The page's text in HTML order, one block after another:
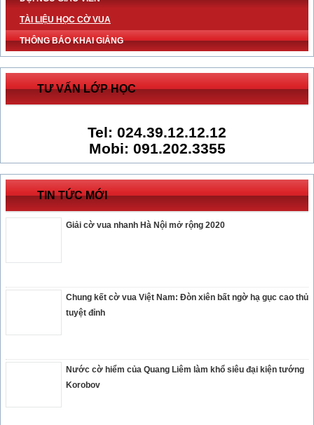
TÀI LIỆU HỌC CỜ VUA
THÔNG BÁO KHAI GIẢNG
TƯ VẤN LỚP HỌC
Tel: 024.39.12.12.12
Mobi: 091.202.3355
TIN TỨC MỚI
Giải cờ vua nhanh Hà Nội mở rộng 2020
Chung kết cờ vua Việt Nam: Đòn xiên bất ngờ hạ gục cao thủ
tuyệt đỉnh
Nước cờ hiểm của Quang Liêm làm khổ siêu đại kiện tướng
Korobov